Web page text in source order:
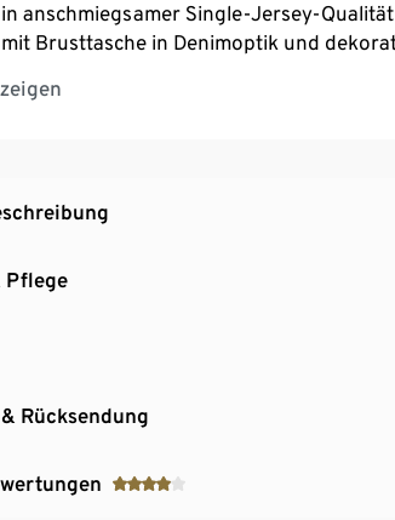
anschmiegsamer Single-Jersey-
Brusttasche in Denimoptik und
geschnittene Hose in Denimoptik mit
gute Nacht und einen erholsamen Schlaf
Pflege
Rücksendung